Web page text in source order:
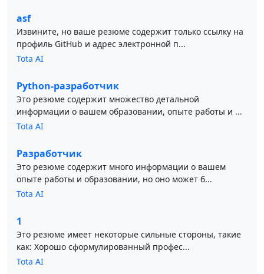
asf
Извините, но ваше резюме содержит только ссылку на
профиль GitHub и адрес электронной п...
Tota AI
Python-разработчик
Это резюме содержит множество детальной
информации о вашем образовании, опыте работы и ...
Tota AI
Разработчик
Это резюме содержит много информации о вашем
опыте работы и образовании, но оно может б...
Tota AI
1
Это резюме имеет некоторые сильные стороны, такие
как: Хорошо сформулированный профес...
Tota AI